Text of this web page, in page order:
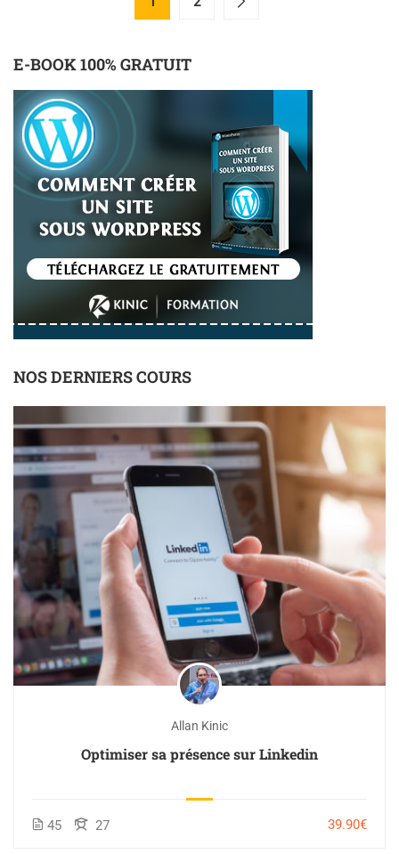
E-BOOK 100% GRATUIT
NOS DERNIERS COURS
Allan Kinic
Optimiser sa présence sur Linkedin
45 27 39.90€